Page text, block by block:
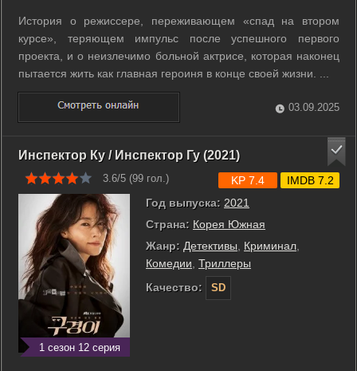
История о режиссере, переживающем «спад на втором
курсе», теряющем импульс после успешного первого
проекта, и о неизлечимо больной актрисе, которая наконец
пытается жить как главная героиня в конце своей жизни. ...
03.09.2025
Инспектор Ку / Инспектор Гу (2021)
3.6/5 (99 гол.)
1 сезон 12 серия
Год выпуска: 2021
Страна: Корея Южная
Жанр: Детективы Криминал
Комедии Триллеры
Качество:
SD
KP 7.4 IMDB 7.2